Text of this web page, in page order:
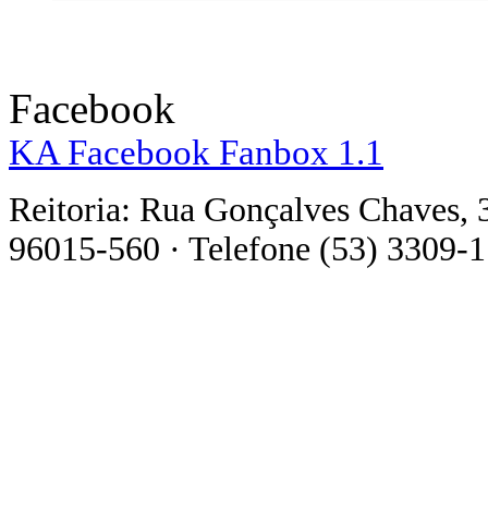
Facebook
KA Facebook Fanbox 1.1
Reitoria: Rua Gonçalves
96015-560 · Telefone (53) 3309-